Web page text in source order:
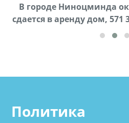
В городе Ниноцминда
cдается в аренду дом, 571
Политика